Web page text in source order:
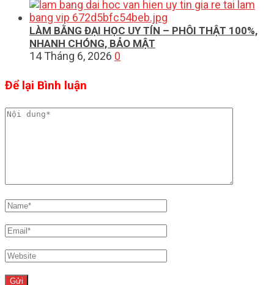
LÀM BẰNG ĐẠI HỌC UY TÍN – PHÔI THẬT 100%,
NHANH CHÓNG, BẢO MẬT
14 Tháng 6, 2026 0
Để lại Bình luận